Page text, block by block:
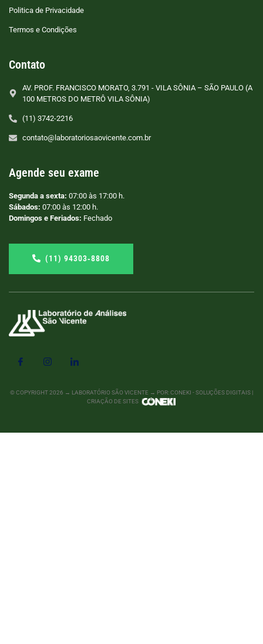
Politica de Privacidade
Termos e Condições
Contato
AV. PROF. FRANCISCO MORATO, 3.791 - VILA SÔNIA – SÃO PAULO (A
100 METROS DO METRÔ VILA SÔNIA)
(11) 3742-2216
contato@laboratoriosaovicente.com.br
Agende seu exame
Segunda a sexta: 07:00 às 17:00 h.
Sábados: 07:00 às 12:00 h.
Domingos e Feriados: Fechado
(11) 94303‑8808
© COPYRIGHT2026 → LABORATÓRIO SÃO VICENTE → POR: CONEKI - SOLUÇÕES DIGITAIS |
CRIAÇÃO DE SITES